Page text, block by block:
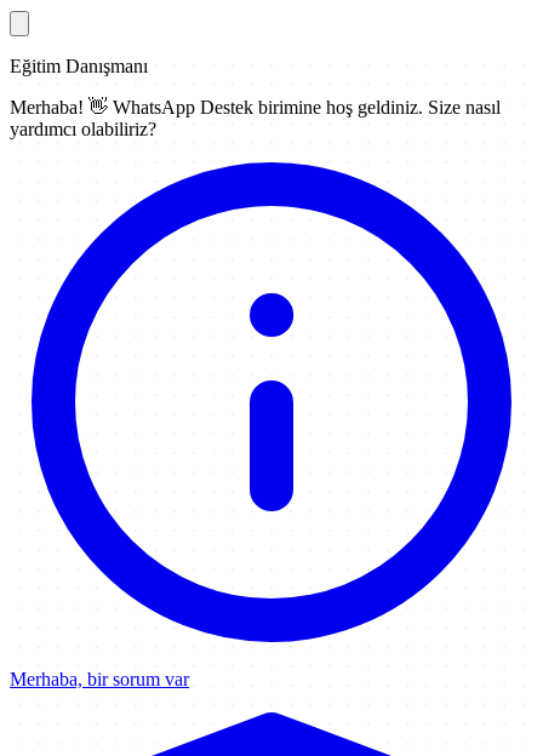
Eğitim Danışmanı
Merhaba! 👋 WhatsApp Destek birimine hoş geldiniz. Size nasıl
yardımcı olabiliriz?
Merhaba, bir sorum var